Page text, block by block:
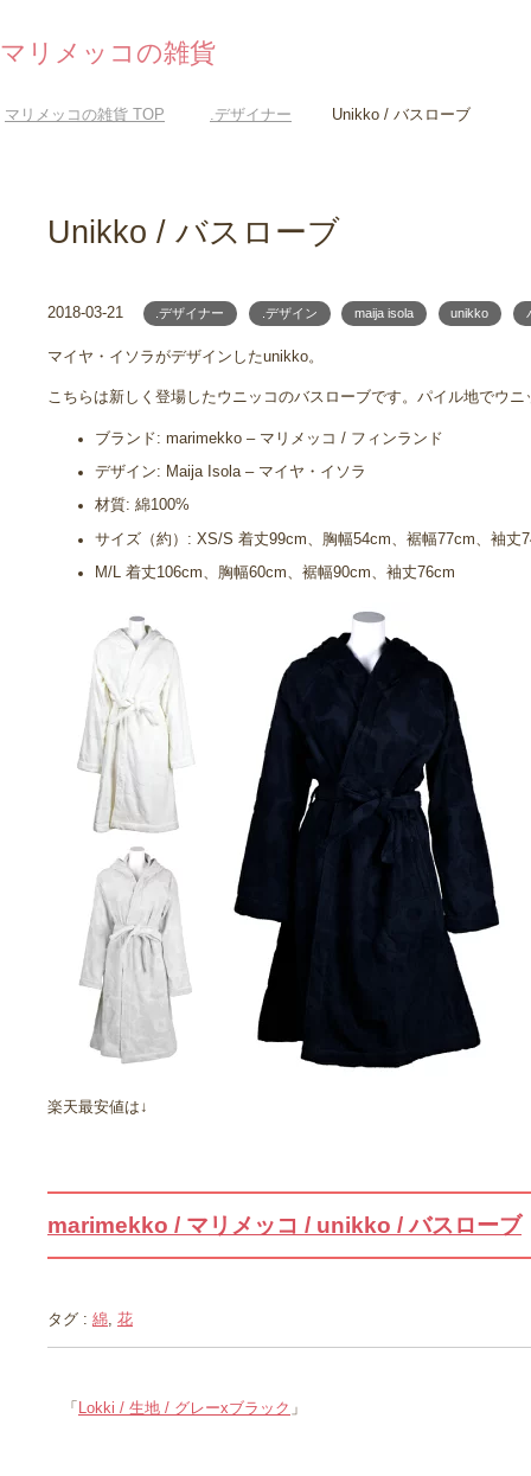
マリメッコの雑貨
マリメッコの雑貨 TOP .デザイナー Unikko / バスローブ
Unikko / バスローブ
2018-03-21 .デザイナー .デザイン maija isola unikko
マイヤ・イソラがデザインしたunikko。
こちらは新しく登場したウニッコのバスローブです。パイル地でウ
ブランド: marimekko – マリメッコ / フィンランド
デザイン: Maija Isola – マイヤ・イソラ
材質: 綿100%
サイズ（約）: XS/S 着丈99cm、胸幅54cm、裾幅77cm、袖丈
M/L 着丈106cm、胸幅60cm、裾幅90cm、袖丈76cm
楽天最安値は↓
marimekko / マリメッコ / unikko / バスローブ
タグ : 綿, 花
「 Lokki / 生地 / グレーxブラック 」